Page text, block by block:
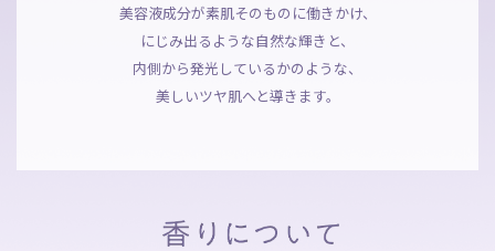
美容液成分が素肌そのものに働きかけ、
にじみ出るような自然な輝きと、
内側から発光しているかのような、
美しいツヤ肌へと導きます。